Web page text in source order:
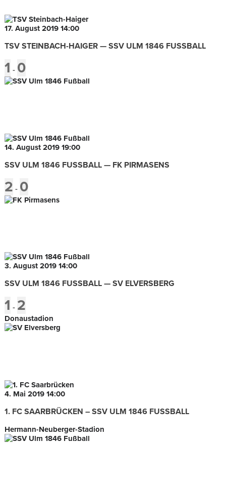
17. August 2019 14:00
TSV STEINBACH-HAIGER — SSV ULM 1846 FUSSBALL
1 - 0
14. August 2019 19:00
SSV ULM 1846 FUSSBALL — FK PIRMASENS
2 - 0
3. August 2019 14:00
SSV ULM 1846 FUSSBALL — SV ELVERSBERG
1 - 2
Donaustadion
4. Mai 2019 14:00
1. FC SAARBRÜCKEN – SSV ULM 1846 FUSSBALL
Hermann-Neuberger-Stadion